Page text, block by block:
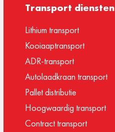
Transport diensten
Lithium transport
Kooiaaptransport
ADR-transport
Autolaadkraan transport
Pallet distributie
Hoogwaardig transport
Contract transport